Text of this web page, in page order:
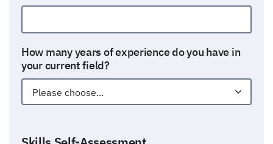
How many years of experience do you have in
your current field?